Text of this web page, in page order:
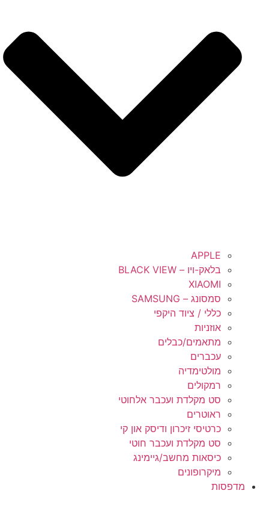
APPLE
בלאק-ויו – BLACK VIEW
XIAOMI
סמסונג – SAMSUNG
כללי / ציוד היקפי
אוזניות
מתאמים/כבלים
עכברים
מולטימדיה
רמקולים
סט מקלדת ועכבר אלחוטי
ראוטרים
כרטיסי זיכרון ודיסק און קי
סט מקלדת ועכבר חוטי
כיסאות מחשב/גיימינג
מיקרופונים
מדפסות